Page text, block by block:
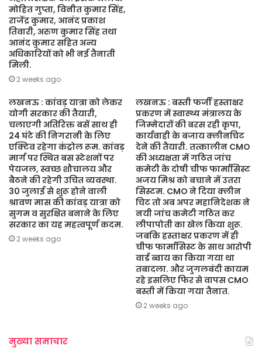
मोहित गुप्ता, विनीत कुमार सिंह,
राजेंद्र कुमार, आनंद प्रकाश
तिवारी, अरुण कुमार सिंह तथा
आनंद कुमार सहित अन्य
अधिकारियों को भी नई तैनाती
मिली.
2 weeks ago
लखनऊ : कांवड़ यात्रा को लेकर
योगी सरकार की तैयारी,
चलाएगी अतिरिक्त बसें साथ ही
24 घंटे की निगरानी के लिए
एक्टिव रहेगा कंट्रोल रूम. कांवड़
मार्ग पर स्थित बस स्टेशनों पर
पेयजल, स्वच्छ शौचालय और
बैठने की रहेगी उचित व्यवस्था.
30 जुलाई से शुरू होने वाली
श्रावण मास की कांवड़ यात्रा को
सुगम व सुरक्षित बनाने के लिए
सरकार का यह महत्वपूर्ण कदम.
2 weeks ago
लखनऊ : बस्ती फर्जी हस्ताक्षर
प्रकरण में स्वास्थ्य मंत्रालय के
जिम्मेदारों की बरस रही कृपा,
कार्यवाही के बजाय क्लीनचिट
देने की तैयारी. तत्कालीन CMO
की अध्यक्षता में गठित जांच
कमेटी के दोषी चीफ फार्मासिस्ट
अजय मिश्र को बचाने में उतरा
सिस्टम. CMO ने दिया क्लीन
चिट तो अब अपर महानिदेशक ने
नयी जांच कमेटी गठित कर
लीपापोती का खेल किया शुरू.
जबकि हस्ताक्षर प्रकरण में ही
चीफ फार्मासिस्ट के साथ आरोपी
वार्ड ब्वाय का किया गया था
तबादला. और जुगलबंदी कायम
रहे इसलिए फिर से वापस CMO
बस्ती में किया गया तैनात.
2 weeks ago
मुख्या समाचार